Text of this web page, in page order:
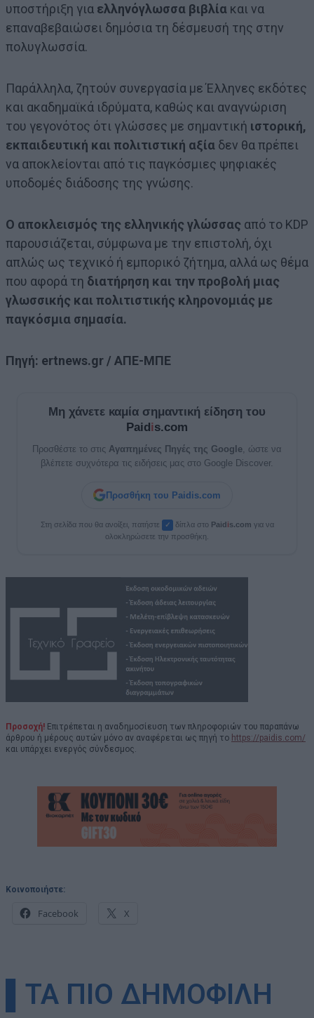
υποστήριξη για ελληνόγλωσσα βιβλία και να
επαναβεβαιώσει δημόσια τη δέσμευσή της στην
πολυγλωσσία.
Παράλληλα, ζητούν συνεργασία με Έλληνες εκδότες
και ακαδημαϊκά ιδρύματα, καθώς και αναγνώριση
του γεγονότος ότι γλώσσες με σημαντική ιστορική,
εκπαιδευτική και πολιτιστική αξία δεν θα πρέπει
να αποκλείονται από τις παγκόσμιες ψηφιακές
υποδομές διάδοσης της γνώσης.
Ο αποκλεισμός της ελληνικής γλώσσας από το KDP
παρουσιάζεται, σύμφωνα με την επιστολή, όχι
απλώς ως τεχνικό ή εμπορικό ζήτημα, αλλά ως θέμα
που αφορά τη διατήρηση και την προβολή μιας
γλωσσικής και πολιτιστικής κληρονομιάς με
παγκόσμια σημασία.
Πηγή: ertnews.gr / ΑΠΕ-ΜΠΕ
Μη χάνετε καμία σημαντική είδηση του
Paidis.com
Προσθέστε το στις Αγαπημένες Πηγές της Google , ώστε να
βλέπετε συχνότερα τις ειδήσεις μας στο Google Discover.
Προσθήκη του Paidis.com
Στη σελίδα που θα ανοίξει, πατήστε ✓ δίπλα στο Paidis.com για να
ολοκληρώσετε την προσθήκη.
Προσοχή! Επιτρέπεται η αναδημοσίευση των πληροφοριών του παραπάνω
άρθρου ή μέρους αυτών μόνο αν αναφέρεται ως πηγή το https://paidis.com/
και υπάρχει ενεργός σύνδεσμος.
Κοινοποιήστε:
Facebook X
▌ΤΑ ΠΙΟ ΔΗΜΟΦΙΛΗ